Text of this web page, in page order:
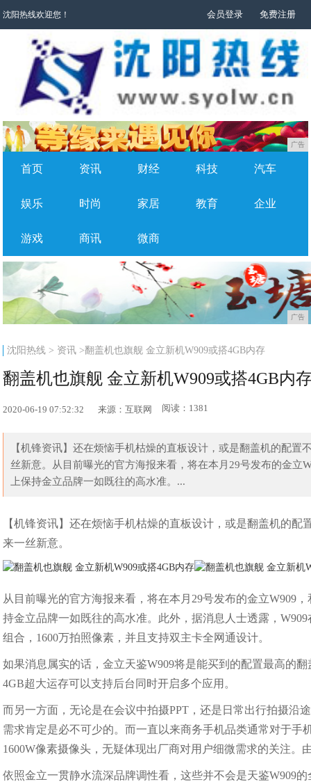
沈阳热线欢迎您！ 会员登录 免费注册
广告
首页 资讯 财经 科技 汽车
娱乐 时尚 家居 教育 企业
游戏 商讯 微商
广告
沈阳热线 > 资讯 >翻盖机也旗舰 金立新机W909或搭4GB内存
翻盖机也旗舰 金立新机W909或搭4GB内
2020-06-19 07:52:32 来源：互联网 阅读：1381
【机锋资讯】还在烦恼手机枯燥的直板设计，或是翻盖机的配
丝新意。从目前曝光的官方海报来看，将在本月29号发布的金
上保持金立品牌一如既往的高水准。...
【机锋资讯】还在烦恼手机枯燥的直板设计，或是翻盖机的
来一丝新意。
从目前曝光的官方海报来看，将在本月29号发布的金立W909
持金立品牌一如既往的高水准。此外，据消息人士透露，
组合，1600万拍照像素，并且支持双主卡全网通设计。
如果消息属实的话，金立天鉴W909将是能买到的配置最高
4GB超大运存可以支持后台同时开启多个应用。
而另一方面，无论是在会议中拍摄PPT，还是日常出行拍摄沿
需求肯定是必不可少的。而一直以来商务手机品类通常对于手
1600W像素摄像头，无疑体现出厂商对用户细微需求的关注。
依照金立一贯静水流深品牌调性看，这些并不会是天鉴W909